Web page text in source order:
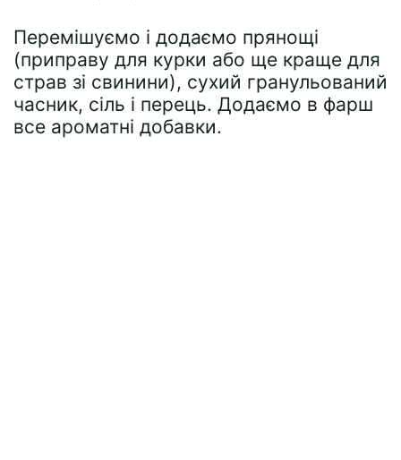
Перемішуємо і додаємо прянощі
(приправу для курки або ще краще для
страв зі свинини), сухий гранульований
часник, сіль і перець. Додаємо в фарш
все ароматні добавки.